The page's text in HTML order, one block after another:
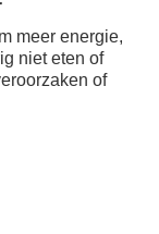
meer energie,
niet eten of
of